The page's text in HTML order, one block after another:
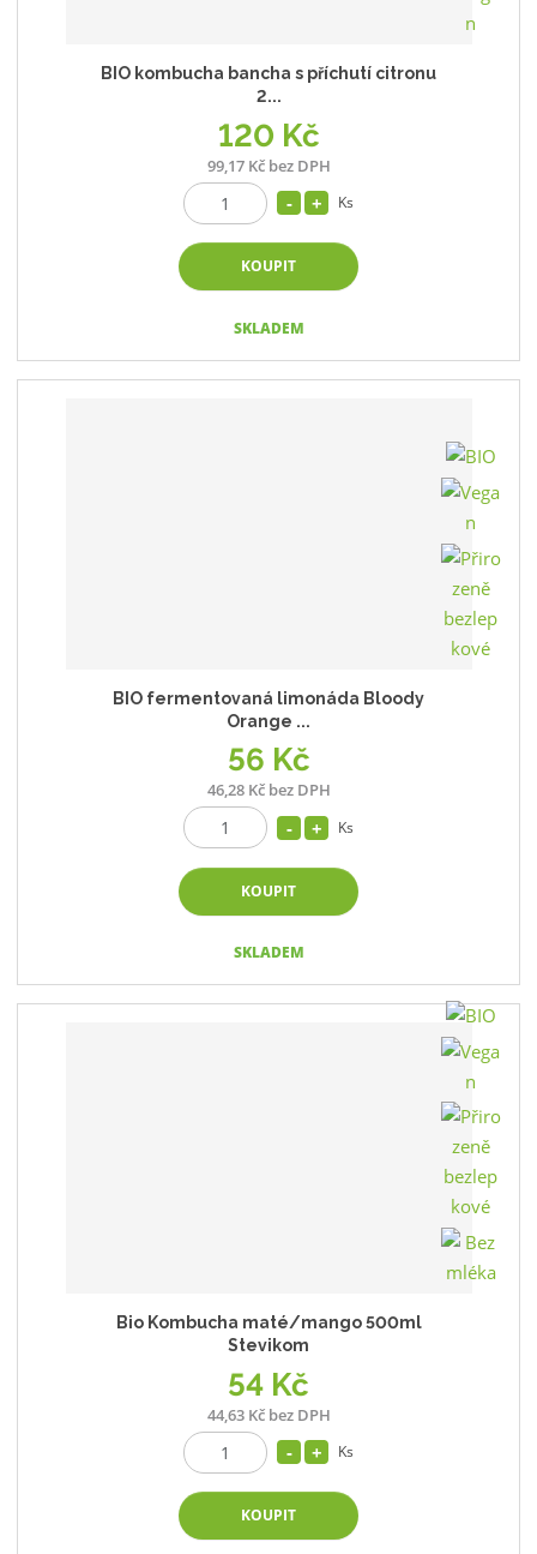
BIO kombucha bancha s příchutí citronu
2...
120 Kč
99,17 Kč bez DPH
Ks
KOUPIT
SKLADEM
BIO fermentovaná limonáda Bloody
Orange ...
56 Kč
46,28 Kč bez DPH
Ks
KOUPIT
SKLADEM
Bio Kombucha maté/mango 500ml
Stevikom
54 Kč
44,63 Kč bez DPH
Ks
KOUPIT